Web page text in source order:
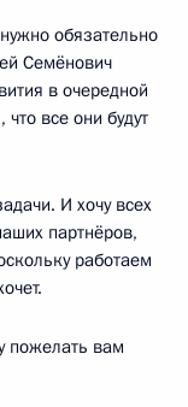
обязательно
Семёнович
в очередной
все они будут
И хочу всех
партнёров,
работаем
пожелать вам